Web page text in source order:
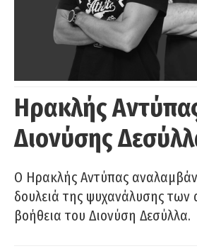
Ηρακλής
Διονύσης
Ο Ηρακλής Αντύπας
δουλειά της ψυχανάλυσης των
βοήθεια του Διονύση Δεσύλλα.